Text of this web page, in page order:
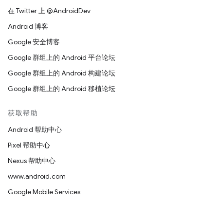
在 Twitter 上 @AndroidDev
Android 博客
Google 安全博客
Google 群组上的 Android 平台论坛
Google 群组上的 Android 构建论坛
Google 群组上的 Android 移植论坛
获取帮助
Android 帮助中心
Pixel 帮助中心
Nexus 帮助中心
www.android.com
Google Mobile Services